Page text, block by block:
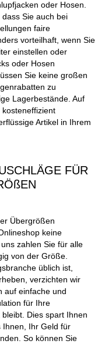
oder Hosen.
Sie auch bei
faire
vorteilhaft, wenn Sie
einstellen oder
oder Hosen
Sie keine großen
zu
Lagerbestände. Auf
Artikel in Ihrem
FÜR
Übergrößen
keine
zahlen Sie für alle
von der Größe.
üblich ist,
verzichten wir
auf einfache und
für Ihre
Dies spart Ihnen
Ihnen, Ihr Geld für
So können Sie